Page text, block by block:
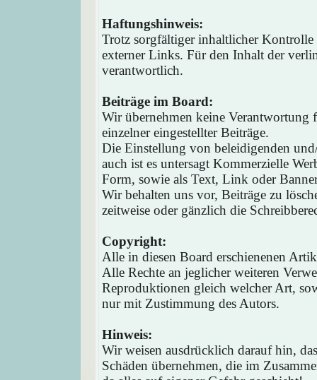
Haftungshinweis:
Trotz sorgfältiger inhaltlicher
externer Links. Für den Inhalt der
verantwortlich.
Beiträge im Board:
Wir übernehmen keine
einzelner eingestellter Beiträge.
Die Einstellung von beleidigenden
auch ist es untersagt Kommerzielle
Form, sowie als Text, Link oder
Wir behalten uns vor, Beiträge zu
zeitweise oder gänzlich die
Copyright:
Alle in diesen Board erschienenen
Alle Rechte an jeglicher weiteren
Reproduktionen gleich welcher Art,
nur mit Zustimmung des Autors.
Hinweis:
Wir weisen ausdrücklich darauf hin,
Schäden übernehmen, die im